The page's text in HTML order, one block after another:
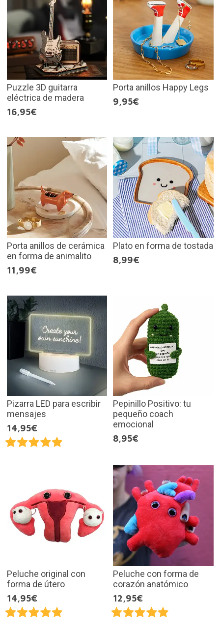
Puzzle 3D guitarra
eléctrica de madera
16,95€
Porta anillos Happy Legs
9,95€
Porta anillos de cerámica
en forma de animalito
11,99€
Plato en forma de tostada
8,99€
Pizarra LED para escribir
mensajes
14,95€
Pepinillo Positivo: tu
pequeño coach
emocional
8,95€
Peluche original con
forma de útero
14,95€
Peluche con forma de
corazón anatómico
12,95€